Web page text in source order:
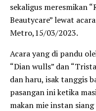
sekaligus meresmikan
Beautycare” lewat
Metro,15/03/2023.
Acara yang di pandu
“Dian wulls” dan
dan haru, isak tanggis
pasangan ini ketika
makan mie instan